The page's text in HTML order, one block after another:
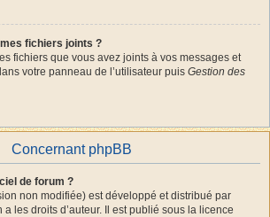
fichiers joints ?
fichiers que vous avez joints à vos messages et
votre panneau de l’utilisateur puis Gestion des
Concernant phpBB
de forum ?
non modifiée) est développé et distribué par
a les droits d’auteur. Il est publié sous la licence